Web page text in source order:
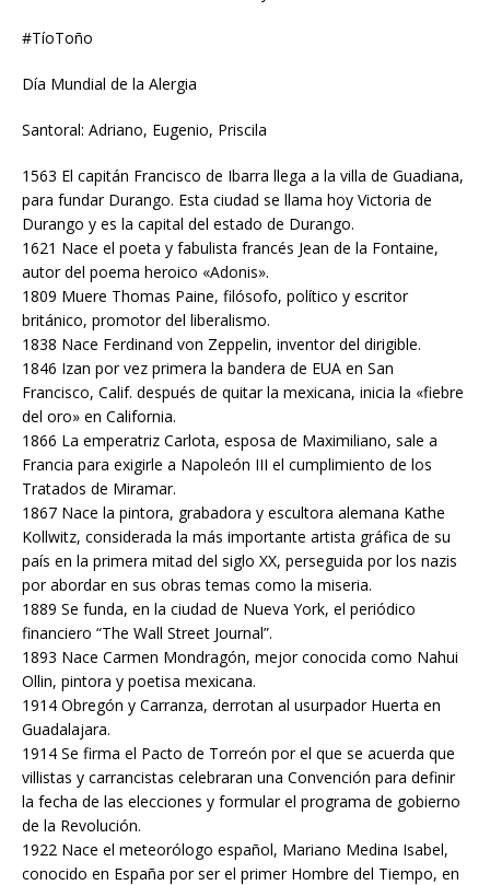
#TíoToño
Día Mundial de la Alergia
Santoral: Adriano, Eugenio, Priscila
1563 El capitán Francisco de Ibarra llega a la villa de Guadiana,
para fundar Durango. Esta ciudad se llama hoy Victoria de
Durango y es la capital del estado de Durango.
1621 Nace el poeta y fabulista francés Jean de la Fontaine,
autor del poema heroico «Adonis».
1809 Muere Thomas Paine, filósofo, político y escritor
británico, promotor del liberalismo.
1838 Nace Ferdinand von Zeppelin, inventor del dirigible.
1846 Izan por vez primera la bandera de EUA en San
Francisco, Calif. después de quitar la mexicana, inicia la «fiebre
del oro» en California.
1866 La emperatriz Carlota, esposa de Maximiliano, sale a
Francia para exigirle a Napoleón III el cumplimiento de los
Tratados de Miramar.
1867 Nace la pintora, grabadora y escultora alemana Kathe
Kollwitz, considerada la más importante artista gráfica de su
país en la primera mitad del siglo XX, perseguida por los nazis
por abordar en sus obras temas como la miseria.
1889 Se funda, en la ciudad de Nueva York, el periódico
financiero “The Wall Street Journal”.
1893 Nace Carmen Mondragón, mejor conocida como Nahui
Ollin, pintora y poetisa mexicana.
1914 Obregón y Carranza, derrotan al usurpador Huerta en
Guadalajara.
1914 Se firma el Pacto de Torreón por el que se acuerda que
villistas y carrancistas celebraran una Convención para definir
la fecha de las elecciones y formular el programa de gobierno
de la Revolución.
1922 Nace el meteorólogo español, Mariano Medina Isabel,
conocido en España por ser el primer Hombre del Tiempo, en